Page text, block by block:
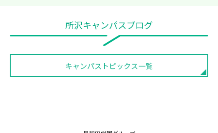
所沢キャンパスブログ
キャンパストピックス一覧